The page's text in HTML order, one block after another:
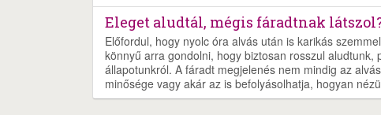
Eleget aludtál, mégis fáradtnak
Előfordul, hogy nyolc óra alvás után is karikás
könnyű arra gondolni, hogy biztosan rosszul
állapotunkról. A fáradt megjelenés nem mindig az
minősége vagy akár az is befolyásolhatja, hogyan